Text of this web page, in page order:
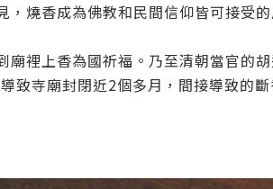
，燒香成為佛教和民間信仰皆可接受的
裡上香為國祈福。乃至清朝當官的
致寺廟封閉近2個多月，間接導致的斷